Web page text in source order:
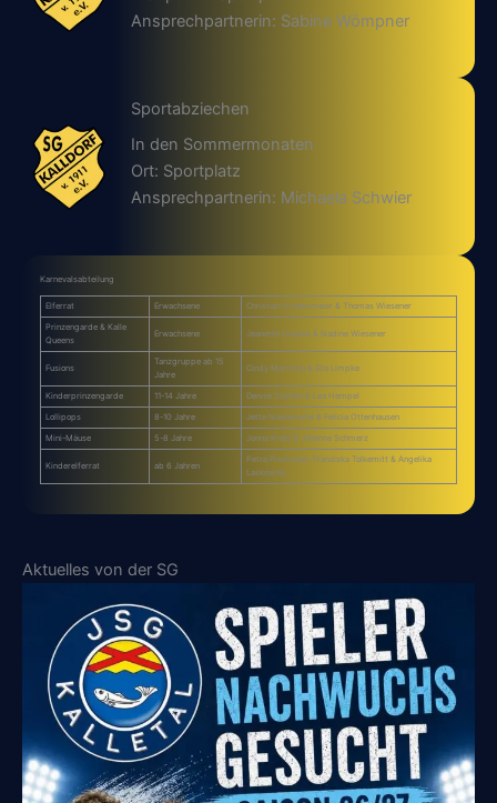
Ansprechpartnerin: Sabine Wömpner
Sportabziechen
In den Sommermonaten
Ort: Sportplatz
Ansprechpartnerin: Michaela Schwier
Karnevalsabteilung
Elferrat Erwachsene Christian Schaksmeier & Thomas Wiesener
Prinzengarde & Kalle
Queens
Erwachsene Jeanette Limpke & Nadine Wiesener
Fusions
Tanzgruppe ab 15
Jahre
Cindy Martinho & Ella Limpke
Kinderprinzengarde 11-14 Jahre Denise Steffen & Lea Hempel
Lollipops 8-10 Jahre Jette Niedernolte & Felicia Ottenhausen
Mini-Mäuse 5-8 Jahre Jonna Krahl & Johanna Schmerz
Kinderelferrat ab 6 Jahren
Petra Pischczan, Franziska Tolkemitt & Angelika
Laskowski
Aktuelles von der SG